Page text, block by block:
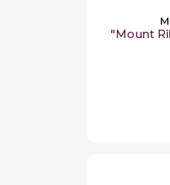
"Mount